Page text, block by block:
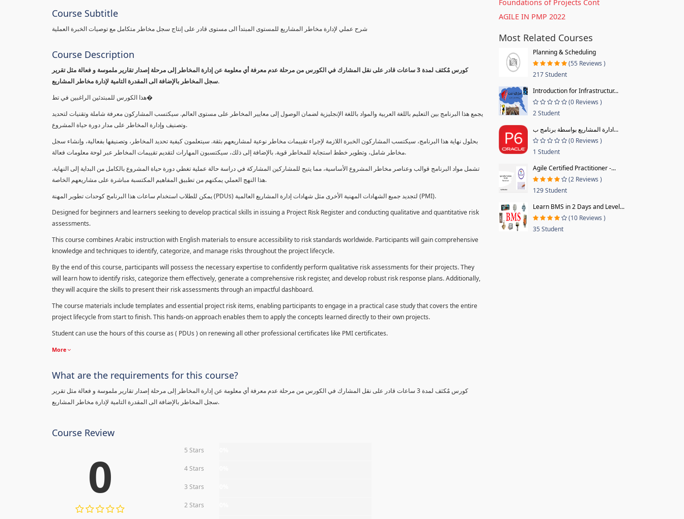
Course Subtitle
شرح عملي لإدارة مخاطر المشاريع للمستوى المبتدأ الى مستوى قادر على إنتاج سجل مخاطر متكامل مع توصيات الخبرة العملية
Course Description
كورس مٌكثف لمدة 3 ساعات قادر على نقل المشارك في الكورس من مرحلة عدم معرفة أي معلومة عن إدارة المخاطر إلى مرحلة إصدار تقارير ملموسة و فعالة مثل تقرير
سجل المخاطر بالإضافة الى المقدرة التامية لإدارة مخاطر المشاريع.
هذا الكورس للمبتدئين الراغبين في تط�
يجمع هذا البرنامج بين التعليم باللغة العربية والمواد باللغة الإنجليزية لضمان الوصول إلى معايير المخاطر على مستوى العالم. سيكتسب المشاركون معرفة شاملة وتقنيات لتحديد
وتصنيف وإدارة المخاطر على مدار دورة حياة المشروع.
بحلول نهاية هذا البرنامج، سيكتسب المشاركون الخبرة اللازمة لإجراء تقييمات مخاطر نوعية لمشاريعهم بثقة. سيتعلمون كيفية تحديد المخاطر، وتصنيفها بفعالية، وإنشاء سجل
مخاطر شامل، وتطوير خطط استجابة للمخاطر قوية. بالإضافة إلى ذلك، سيكتسبون المهارات لتقديم تقييمات المخاطر عبر لوحة معلومات فعالة.
تشمل مواد البرنامج قوالب وعناصر مخاطر المشروع الأساسية، مما يتيح للمشاركين المشاركة في دراسة حالة عملية تغطي دورة حياة المشروع بالكامل من البداية إلى النهاية.
هذا النهج العملي يمكنهم من تطبيق المفاهيم المكتسبة مباشرة على مشاريعهم الخاصة.
يمكن للطلاب استخدام ساعات هذا البرنامج كوحدات تطوير المهنة (PDUs) لتجديد جميع الشهادات المهنية الأخرى مثل شهادات إدارة المشاريع العالمية (PMI).
Designed for beginners and learners seeking to develop practical skills in issuing a Project Risk Register and conducting qualitative and quantitative risk
assessments.
This course combines Arabic instruction with English materials to ensure accessibility to risk standards worldwide. Participants will gain comprehensive
knowledge and techniques to identify, categorize, and manage risks throughout the project lifecycle.
By the end of this course, participants will possess the necessary expertise to confidently perform qualitative risk assessments for their projects. They
will learn how to identify risks, categorize them effectively, generate a comprehensive risk register, and develop robust risk response plans. Additionally,
they will acquire the skills to present their risk assessments through an impactful dashboard.
The course materials include templates and essential project risk items, enabling participants to engage in a practical case study that covers the entire
project lifecycle from start to finish. This hands-on approach enables them to apply the concepts learned directly to their own projects.
Student can use the hours of this course as ( PDUs ) on renewing all other professional certificates like PMI certificates.
More
What are the requirements for this course?
كورس مٌكثف لمدة 3 ساعات قادر على نقل المشارك في الكورس من مرحلة عدم معرفة أي معلومة عن إدارة المخاطر إلى مرحلة إصدار تقارير ملموسة و فعالة مثل تقرير
سجل المخاطر بالإضافة الى المقدرة التامية لإدارة مخاطر المشاريع.
Course Review
0 5 Stars
4 Stars
3 Stars
2 Stars
Foundations of Projects Cont
AGILE IN PMP 2022
Most Related Courses
Planning & Scheduling
(55 Reviews )
217 Student
Introduction for Infrastructur...
(0 Reviews )
2 Student
ادارة المشاريع بواسطة برنامج ب...
(0 Reviews )
1 Student
Agile Certified Practitioner -...
(2 Reviews )
129 Student
Learn BMS in 2 Days and Level...
(10 Reviews )
35 Student